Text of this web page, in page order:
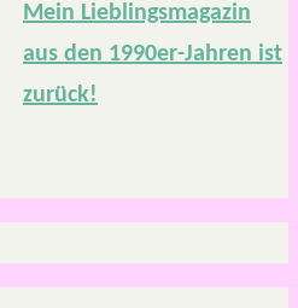
Mein Lieblingsmagazin
aus den 1990er-Jahren ist
zurück!